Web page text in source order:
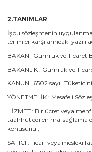
2.TANIMLAR
İşbu sözleşmenin
terimler karşılarındaki yazılı
BAKAN : Gümrük ve Ticaret
BAKANLIK : Gümrük ve Ticaret
KANUN : 6502 sayılı
YÖNETMELİK : Mesafeli
HİZMET : Bir ücret veya
taahhüt edilen mal sağlama
konusunu ,
SATICI : Ticari veya mesleki